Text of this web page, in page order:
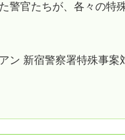
警官たちが、各々の特
アン 新宿警察署特殊事